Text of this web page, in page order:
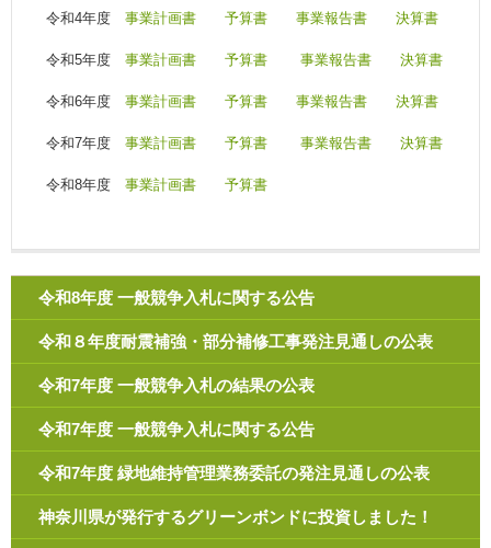
令和4年度事業計画書 予算書 事業報告書 決算書
令和5年度事業計画書 予算書 事業報告書 決算書
令和6年度事業計画書 予算書 事業報告書 決算書
令和7年度事業計画書 予算書 事業報告書 決算書
令和8年度事業計画書 予算書
令和8年度 一般競争入札に関する公告
令和８年度耐震補強・部分補修工事発注見通しの公表
令和7年度 一般競争入札の結果の公表
令和7年度 一般競争入札に関する公告
令和7年度 緑地維持管理業務委託の発注見通しの公表
神奈川県が発行するグリーンボンドに投資しました！